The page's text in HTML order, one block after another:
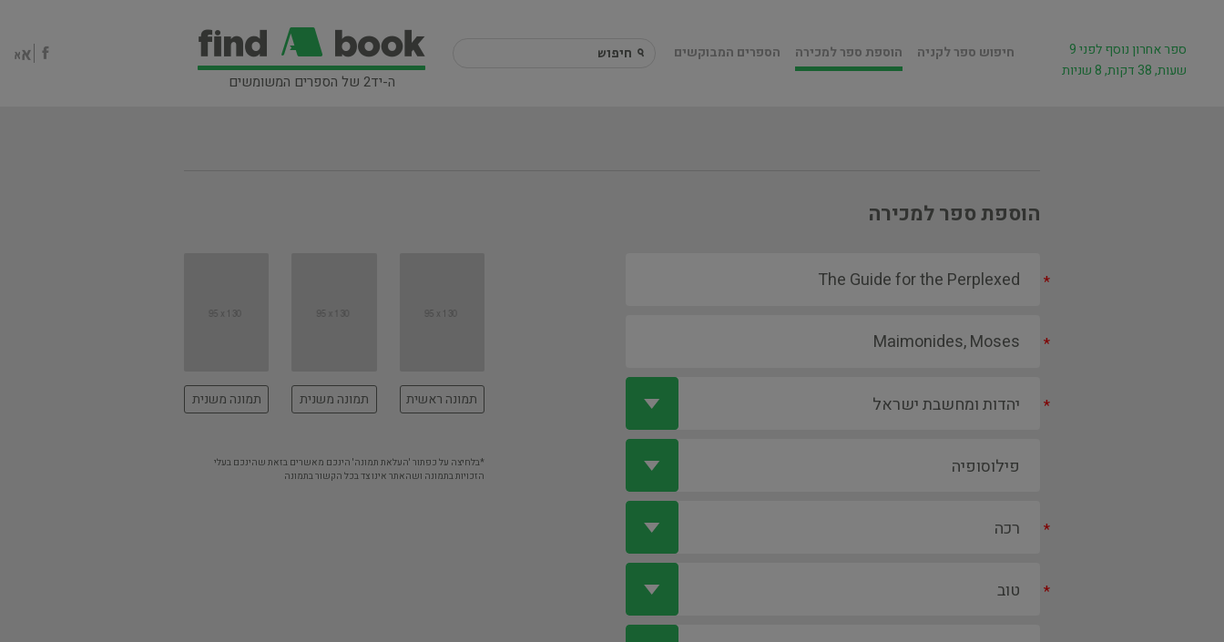
ה-יד2 של הספרים המשומשים
חיפוש ספר לקניה הוספת ספר למכירה הספרים המבוקשים
ספר אחרון נוסף לפני 9
שעות, 38 דקות, 8 שניות
הוספת ספר למכירה
*
*
*
*
*
תמונה ראשית תמונה משנית תמונה משנית
*בלחיצה על כפתור 'העלאת תמונה' הינכם מאשרים בזאת שהינכם בעלי
הזכויות בתמונה ושהאתר אינו צד בכל הקשור בתמונה